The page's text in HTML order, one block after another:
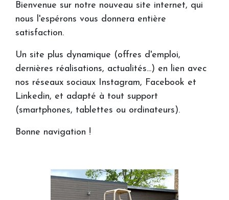
Bienvenue sur notre nouveau site internet, qui
nous l'espérons vous donnera entière
satisfaction.
Un site plus dynamique (offres d'emploi,
dernières réalisations, actualités...) en lien avec
nos réseaux sociaux Instagram, Facebook et
Linkedin, et adapté à tout support
(smartphones, tablettes ou ordinateurs).
Bonne navigation !